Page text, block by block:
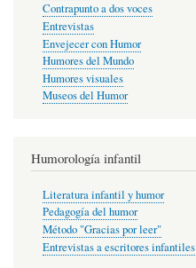
Contrapunto a dos voces
Entrevistas
Envejecer con Humor
Humores del Mundo
Humores visuales
Museos del Humor
Humorología infantil
Literatura infantil y humor
Pedagogía del humor
Método "Gracias por leer"
Entrevistas a escritores infantiles